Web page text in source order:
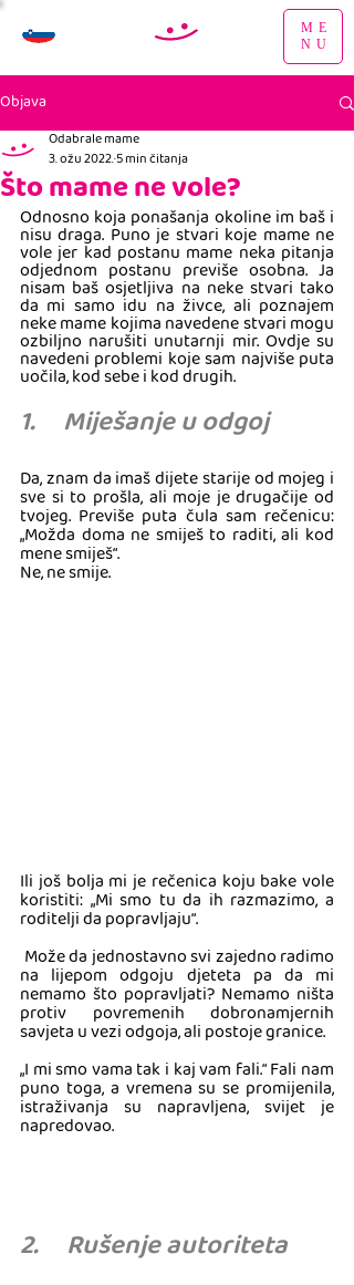
ME
NU
Objava
Što mame ne vole?
Odabrale mame
3. ožu 2022.5 min čitanja
Odnosno koja ponašanja okoline im baš i
nisu draga. Puno je stvari koje mame ne
vole jer kad postanu mame neka pitanja
odjednom postanu previše osobna. Ja
nisam baš osjetljiva na neke stvari tako
da mi samo idu na živce, ali poznajem
neke mame kojima navedene stvari mogu
ozbiljno narušiti unutarnji mir. Ovdje su
navedeni problemi koje sam najviše puta
uočila, kod sebe i kod drugih.
1.     Miješanje u odgoj
Da, znam da imaš dijete starije od mojeg i
sve si to prošla, ali moje je drugačije od
tvojeg. Previše puta čula sam rečenicu:
„Možda doma ne smiješ to raditi, ali kod
mene smiješ“.
Ne, ne smije.
Ili još bolja mi je rečenica koju bake vole
koristiti: „Mi smo tu da ih razmazimo, a
roditelji da popravljaju“.
na lijepom odgoju djeteta pa da mi
nemamo što popravljati? Nemamo ništa
protiv povremenih dobronamjernih
savjeta u vezi odgoja, ali postoje granice.
„I mi smo vama tak i kaj vam fali.“ Fali nam
puno toga, a vremena su se promijenila,
istraživanja su napravljena, svijet je
napredovao.
2.     Rušenje autoriteta